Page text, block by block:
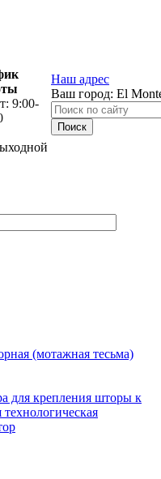
9:00-
Наш адрес
Ваш город: El
(мотажная тесьма)
для крепления шторы к